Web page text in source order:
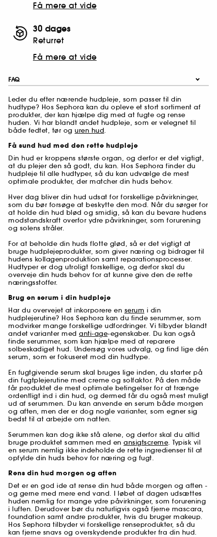
Få mere at vide
30 dages
Returret
Få mere at vide
FAQ
Leder du efter nærende hudpleje, som passer til din
hudtype? Hos Sephora kan du opleve et stort sortiment af
produkter, der kan hjælpe dig med at fugte og rense
huden. Vi har blandt andet hudpleje, som er velegnet til
både fedtet, tør og uren hud.
Få sund hud med den rette hudpleje
Din hud er kroppens største organ, og derfor er det vigtigt,
at du plejer den så godt, du kan. Hos Sephora finder du
hudpleje til alle hudtyper, så du kan udvælge de mest
optimale produkter, der matcher din huds behov.
Hver dag bliver din hud udsat for forskellige påvirkninger,
som du bør forsøge at beskytte den mod. Når du sørger for
at holde din hud blød og smidig, så kan du bevare hudens
modstandskraft overfor ydre påvirkninger, som forurening
og solens stråler.
For at beholde din huds flotte glød, så er det vigtigt at
bruge hudplejeprodukter, som giver næring og bidrager til
hudens kollagenproduktion samt reparationsprocesser.
Hudtyper er dog utroligt forskellige, og derfor skal du
overveje din huds behov for at kunne give den de rette
næringsstoffer.
Brug en serum i din hudpleje
Har du overvejet at inkorporere en serum i din
hudplejerutine? Hos Sephora kan du finde serummer, som
modvirker mange forskellige udfordringer. Vi tilbyder blandt
andet varianter med anti-age-egenskaber. Du kan også
finde serummer, som kan hjælpe med at reparere
solbeskadiget hud. Undersøg vores udvalg, og find lige dén
serum, som er fokuseret mod din hudtype.
En fugtgivende serum skal bruges lige inden, du starter på
din fugtplejerutine med creme og solfaktor. På den måde
får produktet de mest optimale betingelser for at trænge
ordentligt ind i din hud, og dermed får du også mest muligt
ud af serummen. Du kan anvende en serum både morgen
og aften, men der er dog nogle varianter, som egner sig
bedst til at arbejde om natten.
Serummen kan dog ikke stå alene, og derfor skal du altid
bruge produktet sammen med en ansigtscreme. Typisk vil
en serum nemlig ikke indeholde de rette ingredienser til at
opfylde din huds behov for næring og fugt.
Rens din hud morgen og aften
Det er en god ide at rense din hud både morgen og aften -
og gerne med mere end vand. I løbet af dagen udsættes
huden nemlig for mange ydre påvirkninger, som forurening
i luften. Derudover bør du naturligvis også fjerne mascara,
foundation samt andre produkter, hvis du bruger makeup.
Hos Sephora tilbyder vi forskellige renseprodukter, så du
kan fjerne snavs og overskydende produkter fra din hud.